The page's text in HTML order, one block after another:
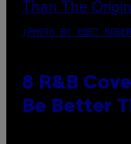
(PHOTO BY EBET
8 R&B
Be Better